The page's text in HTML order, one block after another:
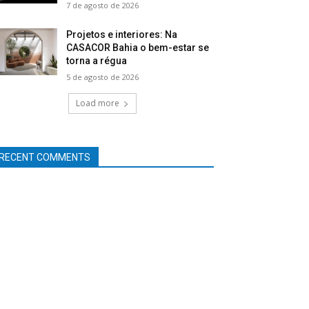
7 de agosto de 2026
Projetos e interiores: Na
CASACOR Bahia o bem-estar se
torna a régua
5 de agosto de 2026
Load more
COMMENTS